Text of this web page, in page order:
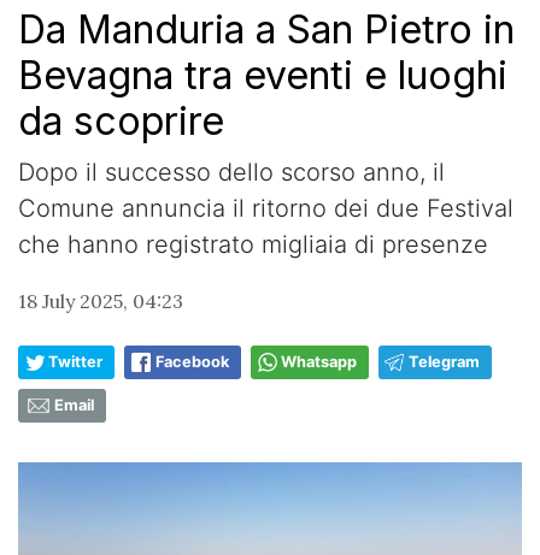
Da Manduria a San Pietro in
Bevagna tra eventi e luoghi
da scoprire
Dopo il successo dello scorso anno, il
Comune annuncia il ritorno dei due Festival
che hanno registrato migliaia di presenze
18 July 2025, 04:23
Twitter Facebook Whatsapp Telegram
Email